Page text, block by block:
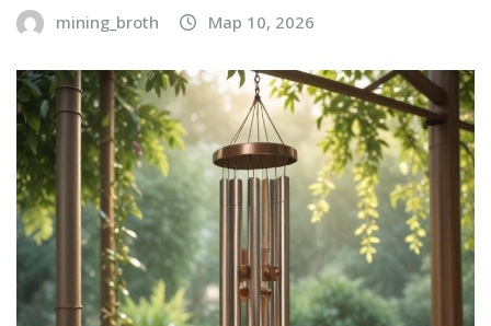
mining_broth Мар 10, 2026